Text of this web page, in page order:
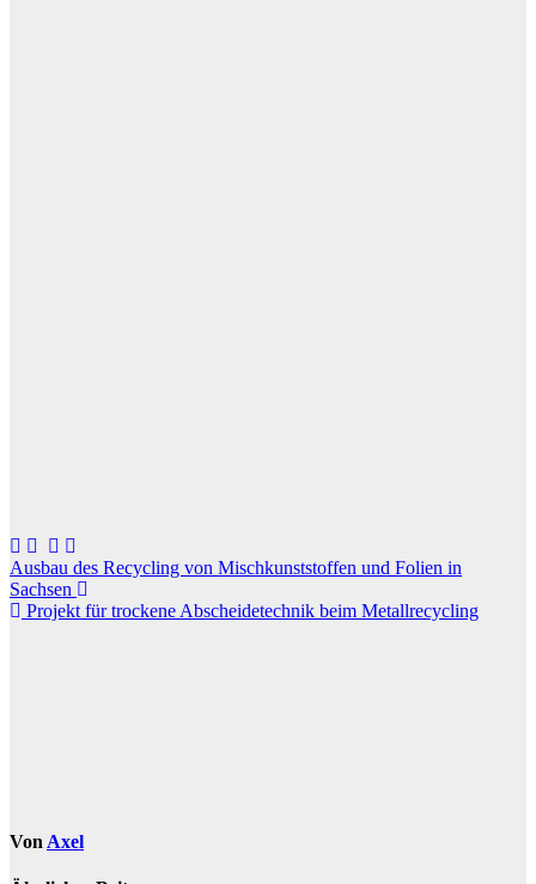
Beitragsnavigation
Ausbau des Recycling von Mischkunststoffen und Folien in
Sachsen
Projekt für trockene Abscheidetechnik beim Metallrecycling
Von Axel